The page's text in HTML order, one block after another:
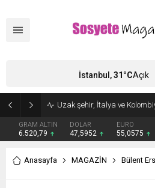
Uzak şehir, İtalya ve
GRAM ALTIN
6.520,79
DOLAR
47,5952
EURO
55,0575
İstanbul,31°CAçık
Anasayfa MAGAZİN Bülent